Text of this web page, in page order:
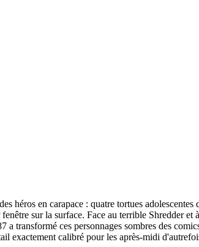
héros en carapace : quatre tortues
sur la surface. Face au terrible Shredder et
transformé ces personnages sombres des
exactement calibré pour les après‑midi